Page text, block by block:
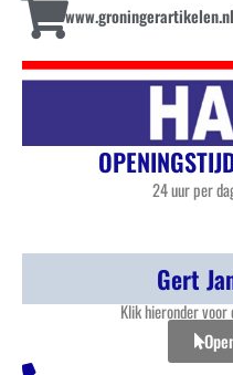
www.groningerartikelen.nl
24 uur per
Gert
Klik hieronder voor